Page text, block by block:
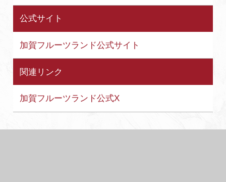
公式サイト
加賀フルーツランド公式サイト
関連リンク
加賀フルーツランド公式X